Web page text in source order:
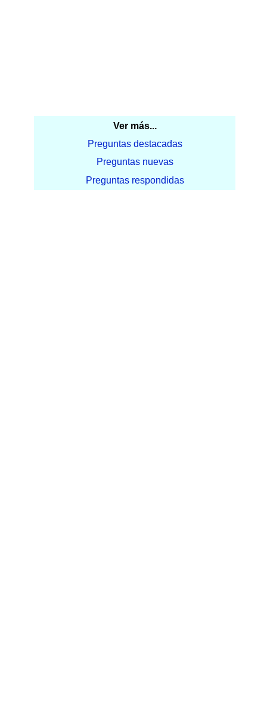
Ver más...
Preguntas destacadas
Preguntas nuevas
Preguntas respondidas